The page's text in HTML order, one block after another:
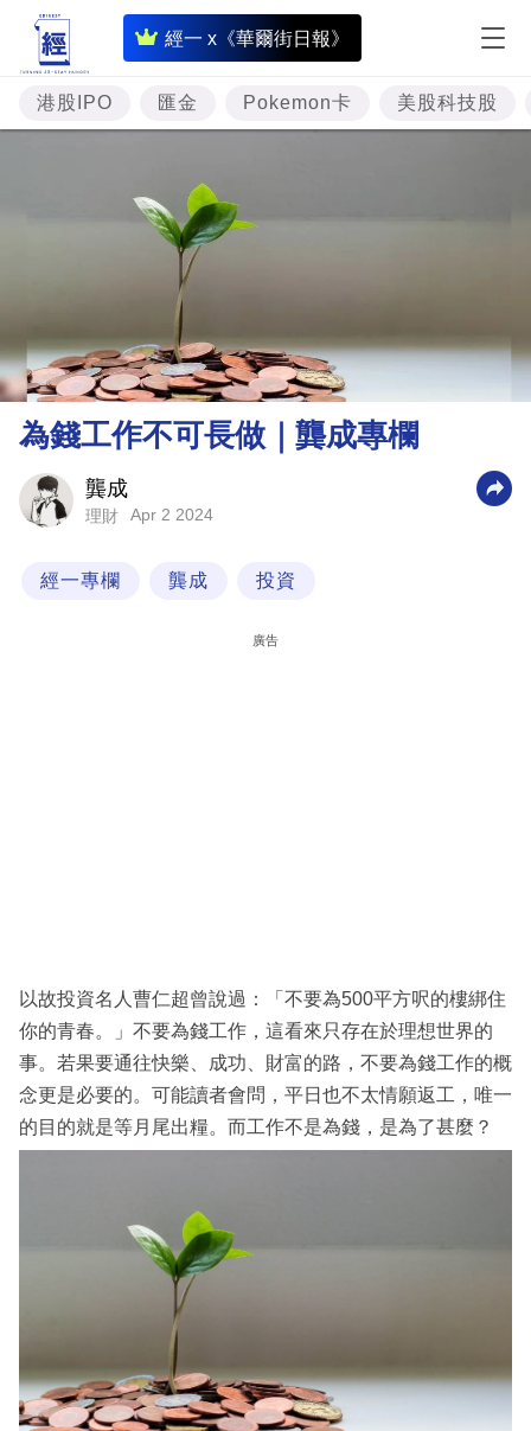
經一 x《華爾街日報》
即
時
財
經
題
市
理
財
業
閱
專
區
港股IPO 匯金 Pokemon卡 美股科技股
為錢工作不可長做｜龔成專欄
龔成
理財 Apr 2 2024
經一專欄 龔成 投資
廣告
以故投資名人曹仁超曾說過：「不要為500平方呎的樓綁住
你的青春。」不要為錢工作，這看來只存在於理想世界的
事。若果要通往快樂、成功、財富的路，不要為錢工作的概
念更是必要的。可能讀者會問，平日也不太情願返工，唯一
的目的就是等月尾出糧。而工作不是為錢，是為了甚麼？